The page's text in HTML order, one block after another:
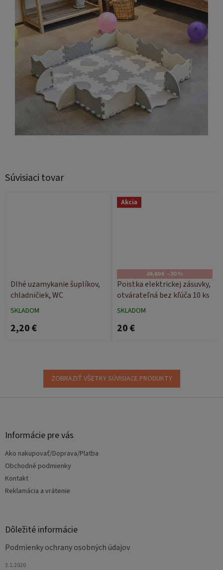
Súvisiaci tovar
Dlhé uzamykanie šuplíkov,
chladničiek, WC
SKLADOM
2,20 €
Akcia
28,80 € –30 %
Poistka elektrickej zásuvky,
otvárateľná bez kľúča 10 ks
SKLADOM
20 €
ZOBRAZIŤ VŠETKY SÚVISIACE PRODUKTY
Informácie pre vás
Ako nakupovať/Doprava/Platba
Obchodné podmienky
Kontakt
Reklamácia a vrátenie
Dôležité informácie
Podmienky ochrany osobných údajov
3.1.2020